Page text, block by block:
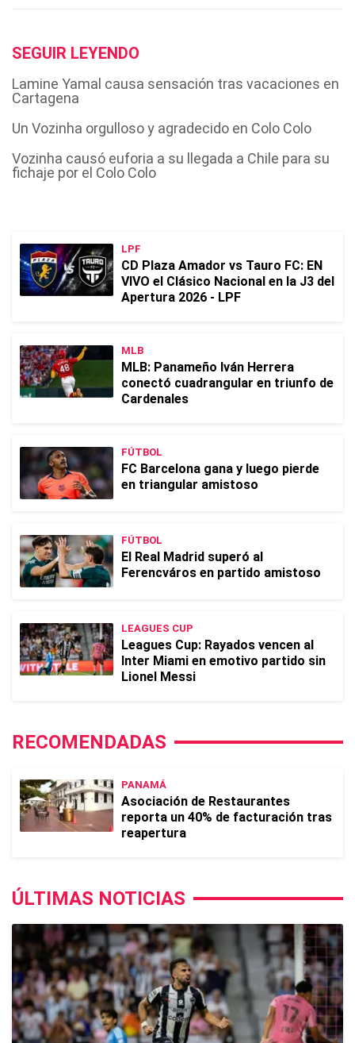
SEGUIR LEYENDO
Lamine Yamal causa sensación tras vacaciones en
Cartagena
Un Vozinha orgulloso y agradecido en Colo Colo
Vozinha causó euforia a su llegada a Chile para su
fichaje por el Colo Colo
LPF
CD Plaza Amador vs Tauro FC: EN
VIVO el Clásico Nacional en la J3 del
Apertura 2026 - LPF
MLB
MLB: Panameño Iván Herrera
conectó cuadrangular en triunfo de
Cardenales
FÚTBOL
FC Barcelona gana y luego pierde
en triangular amistoso
FÚTBOL
El Real Madrid superó al
Ferencváros en partido amistoso
LEAGUES CUP
Leagues Cup: Rayados vencen al
Inter Miami en emotivo partido sin
Lionel Messi
RECOMENDADAS
PANAMÁ
Asociación de Restaurantes
reporta un 40% de facturación tras
reapertura
ÚLTIMAS NOTICIAS